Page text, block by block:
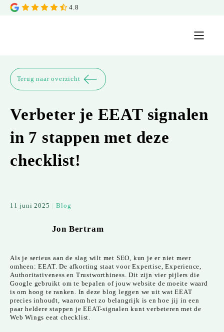
4.8
Terug naar overzicht
Verbeter je EEAT signalen
in 7 stappen met deze
checklist!
Jon Bertram
11 juni 2025 Blog
Als je serieus aan de slag wilt met SEO, kun je er niet meer
omheen: EEAT. De afkorting staat voor Expertise, Experience,
Authoritativeness en Trustworthiness. Dit zijn vier pijlers die
Google gebruikt om te bepalen of jouw website de moeite waard
is om hoog te ranken. In deze blog leggen we uit wat EEAT
precies inhoudt, waarom het zo belangrijk is en hoe jij in een
paar heldere stappen je EEAT-signalen kunt verbeteren met de
Web Wings eeat checklist.